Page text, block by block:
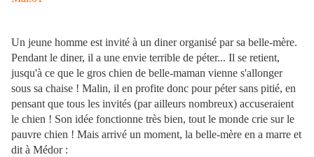
Un jeune homme est invité à un diner organisé par sa belle-mère.
Pendant le diner, il a une envie terrible de péter... Il se retient,
jusqu'à ce que le gros chien de belle-maman vienne s'allonger
sous sa chaise ! Malin, il en profite donc pour péter sans pitié, en
pensant que tous les invités (par ailleurs nombreux) accuseraient
le chien ! Son idée fonctionne très bien, tout le monde crie sur le
pauvre chien ! Mais arrivé un moment, la belle-mère en a marre et
dit à Médor :